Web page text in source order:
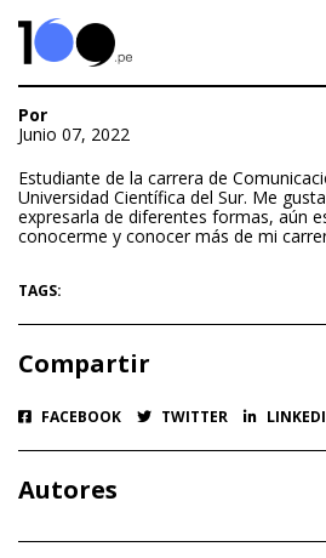
Por
Junio 07, 2022
Estudiante de la carrera de
Universidad Científica del Sur. Me
expresarla de diferentes formas, aún
conocerme y conocer más de mi
TAGS:
Compartir
FACEBOOK TWITTER
Autores